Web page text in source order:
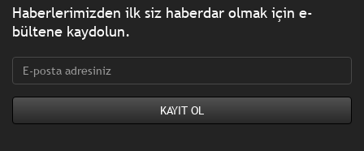
Haberlerimizden ilk siz haberdar olmak için e-
bültene kaydolun.